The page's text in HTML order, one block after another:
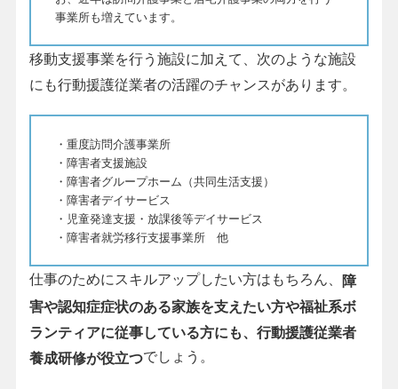
事業所も増えています。
移動支援事業を行う施設に加えて、次のような施設
にも行動援護従業者の活躍のチャンスがあります。
・重度訪問介護事業所
・障害者支援施設
・障害者グループホーム（共同生活支援）
・障害者デイサービス
・児童発達支援・放課後等デイサービス
・障害者就労移行支援事業所 他
仕事のためにスキルアップしたい方はもちろん、
障
害や認知症症状のある家族を支えたい方や福祉系ボ
ランティアに従事している方にも、行動援護従業者
養成研修が役立つでしょう。